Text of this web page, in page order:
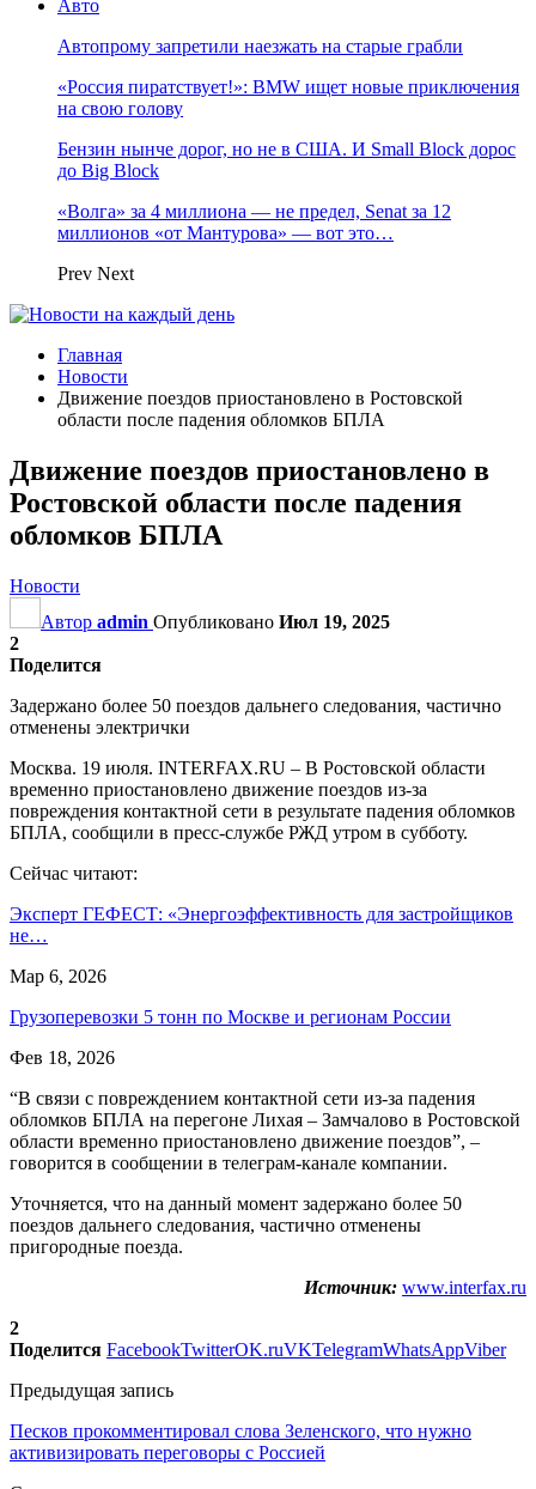
Авто
Автопрому запретили наезжать на старые грабли
«Россия пиратствует!»: BMW ищет новые приключения
на свою голову
Бензин нынче дорог, но не в США. И Small Block дорос
до Big Block
«Волга» за 4 миллиона — не предел, Senat за 12
миллионов «от Мантурова» — вот это…
Prev Next
Главная
Новости
Движение поездов приостановлено в Ростовской
области после падения обломков БПЛА
Движение поездов приостановлено в
Ростовской области после падения
обломков БПЛА
Новости
Автор admin Опубликовано Июл 19, 2025
2
Поделится
Задержано более 50 поездов дальнего следования, частично
отменены электрички
Москва. 19 июля. INTERFAX.RU – В Ростовской области
временно приостановлено движение поездов из-за
повреждения контактной сети в результате падения обломков
БПЛА, сообщили в пресс-службе РЖД утром в субботу.
Сейчас читают:
Эксперт ГЕФЕСТ: «Энергоэффективность для застройщиков
не…
Мар 6, 2026
Грузоперевозки 5 тонн по Москве и регионам России
Фев 18, 2026
“В связи с повреждением контактной сети из-за падения
обломков БПЛА на перегоне Лихая – Замчалово в Ростовской
области временно приостановлено движение поездов”, –
говорится в сообщении в телеграм-канале компании.
Уточняется, что на данный момент задержано более 50
поездов дальнего следования, частично отменены
пригородные поезда.
Источник: www.interfax.ru
2
Поделится FacebookTwitterOK.ruVKTelegramWhatsAppViber
Предыдущая запись
Песков прокомментировал слова Зеленского, что нужно
активизировать переговоры с Россией